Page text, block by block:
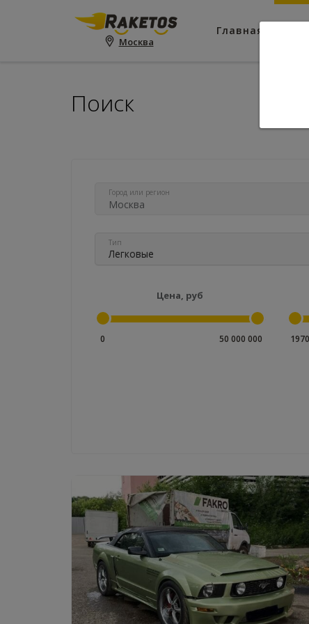
Москва
Главная
Поиск
Город или регион
Тип
Легковые
Цена, руб
0 50 000 000 1970